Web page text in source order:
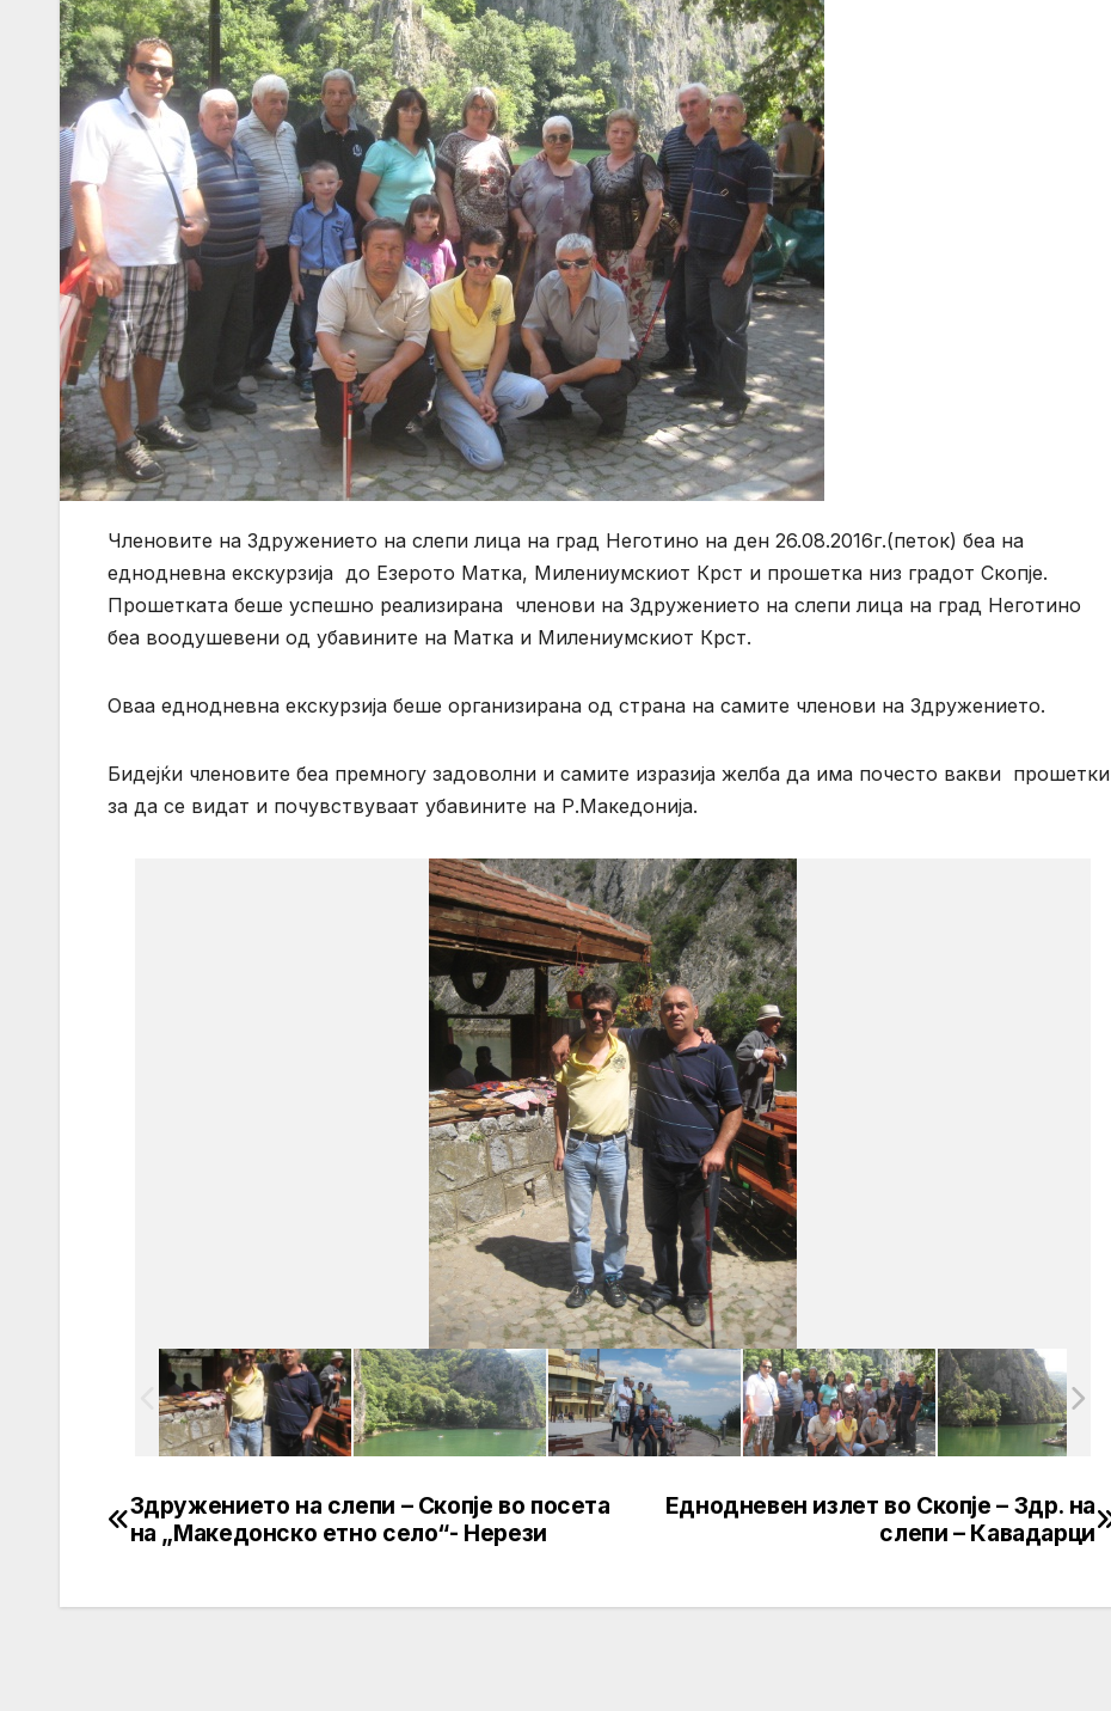
Членовите на Здружението на слепи лица на град Неготино на ден 26.08.2016г.(петок) беа на
еднодневна екскурзија до Езерото Матка, Милениумскиот Крст и прошетка низ градот Скопје.
Прошетката беше успешно реализирана членови на Здружението на слепи лица на град Неготино
беа воодушевени од убавините на Матка и Милениумскиот Крст.
Оваа еднодневна екскурзија беше организирана од страна на самите членови на Здружението.
Бидејќи членовите беа премногу задоволни и самите изразија желба да има почесто вакви прошетки
за да се видат и почувствуваат убавините на Р.Македонија.
Post
Еднодневен излет во Скопје – Здр. на
слепи – Кавадарци
Здружението на слепи – Скопје во посета
на „Македонско етно село“- Нерези